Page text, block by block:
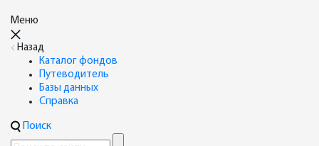
Меню
Назад
Каталог фондов
Путеводитель
Базы данных
Справка
Поиск